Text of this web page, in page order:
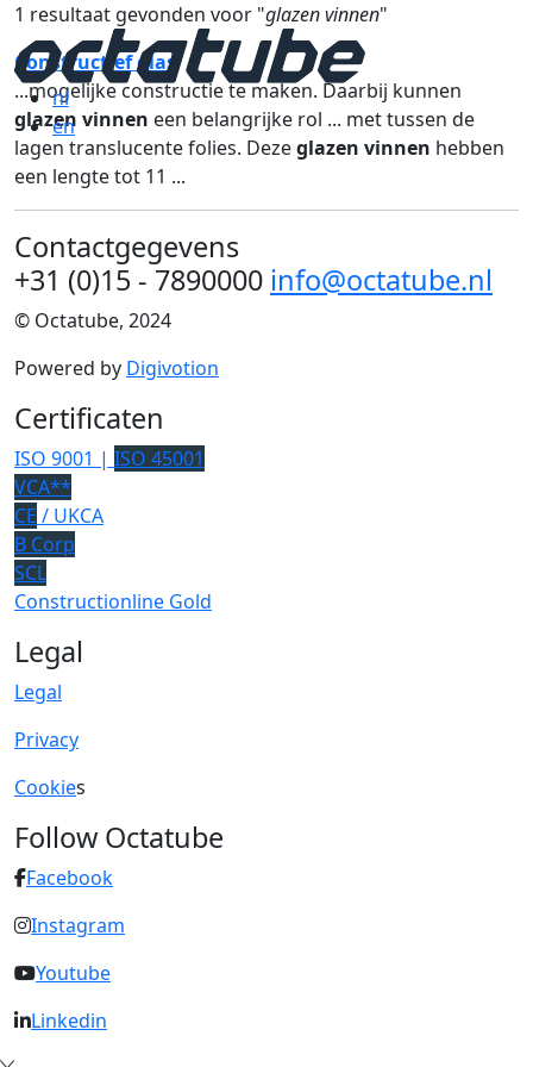
nl
en
1 resultaat gevonden voor "glazen vinnen"
Constructief glas
...mogelijke constructie te maken. Daarbij kunnen
glazen vinnen een belangrijke rol ... met tussen de
lagen translucente folies. Dezeglazen vinnen hebben
een lengte tot 11 ...
Contactgegevens
+31 (0)15 - 7890000 info@octatube.nl
© Octatube, 2024
Powered by Digivotion
Certificaten
ISO 9001 | ISO 45001
VCA**
CE / UKCA
B Corp
SCL
Constructionline Gold
Legal
Legal
Privacy
Cookies
Follow Octatube
Facebook
Instagram
Youtube
Linkedin